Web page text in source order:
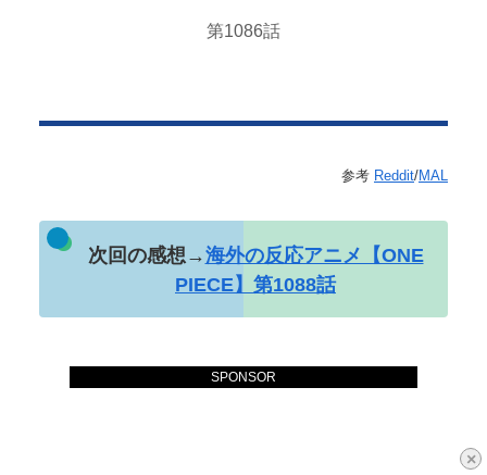
×
SPONSOR
第1086話
参考 Reddit/MAL
次回の感想→海外の反応アニメ【ONE
PIECE】第1088話